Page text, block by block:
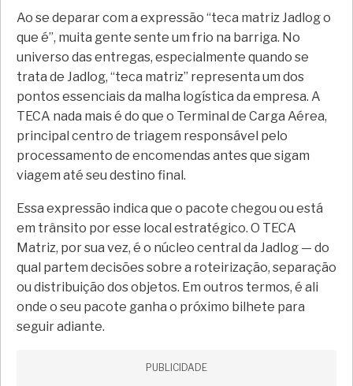
Ao se deparar com a expressão “teca matriz Jadlog o
que é”, muita gente sente um frio na barriga. No
universo das entregas, especialmente quando se
trata de Jadlog, “teca matriz” representa um dos
pontos essenciais da malha logística da empresa. A
TECA nada mais é do que o Terminal de Carga Aérea,
principal centro de triagem responsável pelo
processamento de encomendas antes que sigam
viagem até seu destino final.
Essa expressão indica que o pacote chegou ou está
em trânsito por esse local estratégico. O TECA
Matriz, por sua vez, é o núcleo central da Jadlog — do
qual partem decisões sobre a roteirização, separação
ou distribuição dos objetos. Em outros termos, é ali
onde o seu pacote ganha o próximo bilhete para
seguir adiante.
PUBLICIDADE